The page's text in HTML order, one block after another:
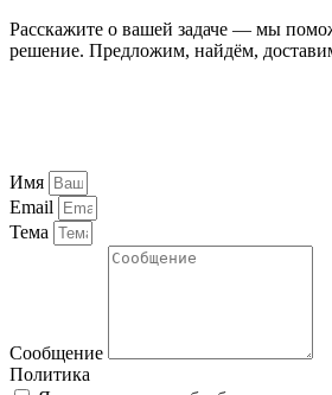
Расскажите о вашей задаче — мы
решение. Предложим, найдём,
Имя
Email
Тема
Сообщение
Политика